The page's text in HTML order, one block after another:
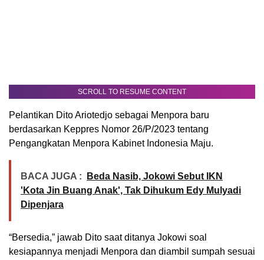
SCROLL TO RESUME CONTENT
Pelantikan Dito Ariotedjo sebagai Menpora baru
berdasarkan Keppres Nomor 26/P/2023 tentang
Pengangkatan Menpora Kabinet Indonesia Maju.
BACA JUGA :
Beda Nasib, Jokowi Sebut IKN
'Kota Jin Buang Anak', Tak Dihukum Edy Mulyadi
Dipenjara
“Bersedia,” jawab Dito saat ditanya Jokowi soal
kesiapannya menjadi Menpora dan diambil sumpah sesuai